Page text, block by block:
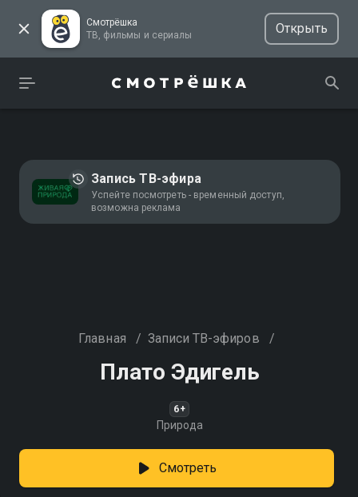
Смотрёшка
ТВ, фильмы и сериалы
Открыть
Запись ТВ-эфира
Успейте посмотреть - временный доступ,
возможна реклама
Главная / Записи ТВ-эфиров /
Плато Эдигель
6+
Природа
Смотреть